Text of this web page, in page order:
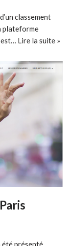
classement
plateforme
est… Lire la suite »
été présenté